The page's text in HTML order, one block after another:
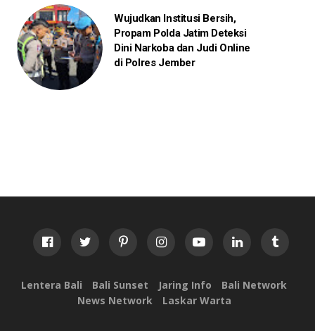
Wujudkan Institusi Bersih,
Propam Polda Jatim Deteksi
Dini Narkoba dan Judi Online
di Polres Jember
Lentera Bali Bali Sunset Jaring Info
Bali Network
News Network
Laskar Warta